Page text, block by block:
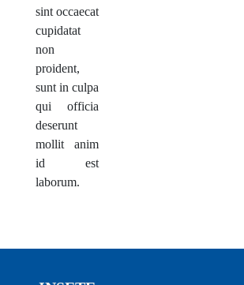
sint occaecat
cupidatat
non
proident,
sunt in culpa
qui officia
deserunt
mollit anim
id est
laborum.